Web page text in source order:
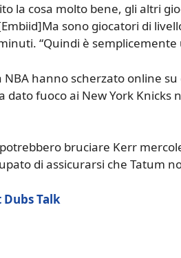
la cosa molto bene, gli altri
sono giocatori di
“Quindi è
NBA hanno scherzato online
dato fuoco ai New York
bruciare Kerr
di assicurarsi che Tatum
Dubs Talk